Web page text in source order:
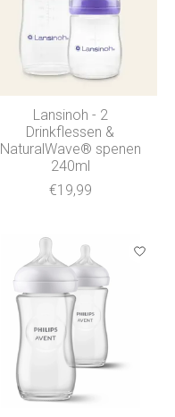
Lansinoh - 2
Drinkflessen &
NaturalWave® spenen
240ml
€19,99